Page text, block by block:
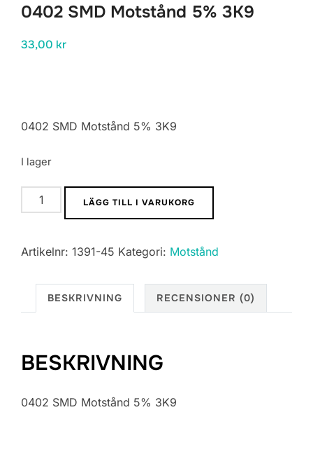
0402 SMD Motstånd 5% 3K9
33,00 kr
0402 SMD Motstånd 5% 3K9
I lager
0402
SMD
5%
mängd
LÄGG TILL I VARUKORG
Artikelnr: 1391-45 Kategori: Motstånd
BESKRIVNING RECENSIONER (0)
BESKRIVNING
0402 SMD Motstånd 5% 3K9